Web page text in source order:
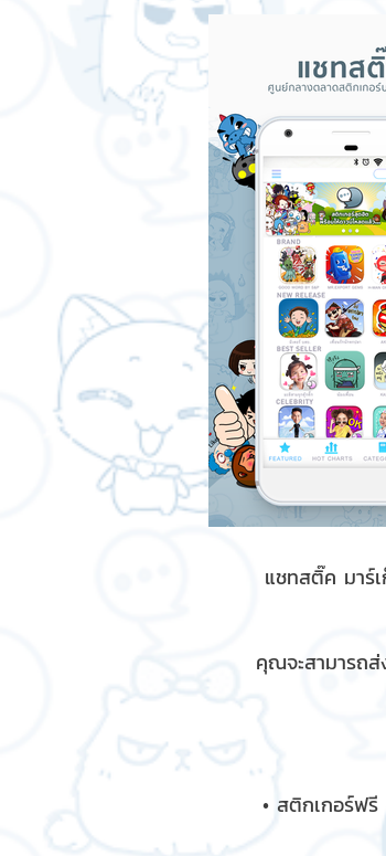
แชทสติ๊ค มาร์
คุณจะสามารถส่
• สติกเกอร์ฟ